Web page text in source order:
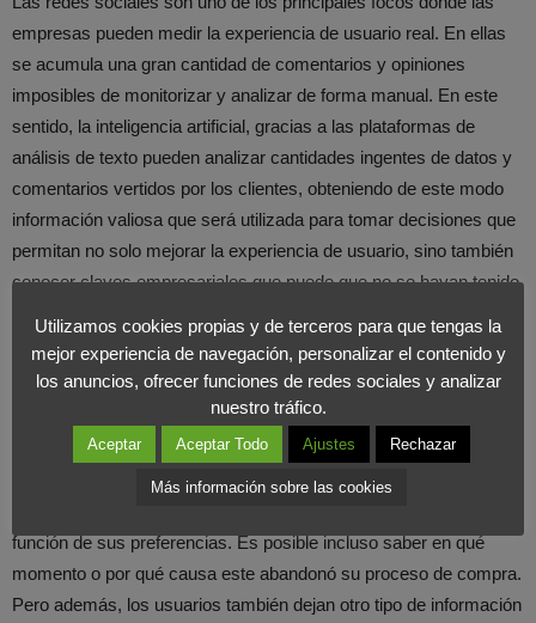
empresas pueden medir la experiencia de usuario real. En ellas
se acumula una gran cantidad de comentarios y opiniones
imposibles de monitorizar y analizar de forma manual. En este
sentido, la inteligencia artificial, gracias a las plataformas de
análisis de texto pueden analizar cantidades ingentes de datos y
comentarios vertidos por los clientes, obteniendo de este modo
información valiosa que será utilizada para tomar decisiones que
permitan no solo mejorar la experiencia de usuario, sino también
conocer claves empresariales que puede que no se hayan tenido
E-commerce o páginas web
Cuando un usuario accede a un sitio web o a una tienda online
deja información sobre sus patrones de consumo que permiten
función de sus preferencias. Es posible incluso saber en qué
momento o por qué causa este abandonó su proceso de compra.
Pero además, los usuarios también dejan otro tipo de información
Utilizamos cookies propias y de terceros para que tengas la
mejor experiencia de navegación, personalizar el contenido y
los anuncios, ofrecer funciones de redes sociales y analizar
nuestro tráfico.
Aceptar Aceptar Todo Ajustes Rechazar
Más información sobre las cookies